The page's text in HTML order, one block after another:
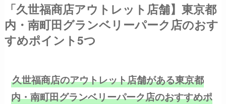
「久世福商店アウトレット店舗】東京都
内・南町田グランベリーパーク店のおす
すめポイント5つ
久世福商店のアウトレット店舗がある東京都
内・南町田グランベリーパーク店のおすすめポ